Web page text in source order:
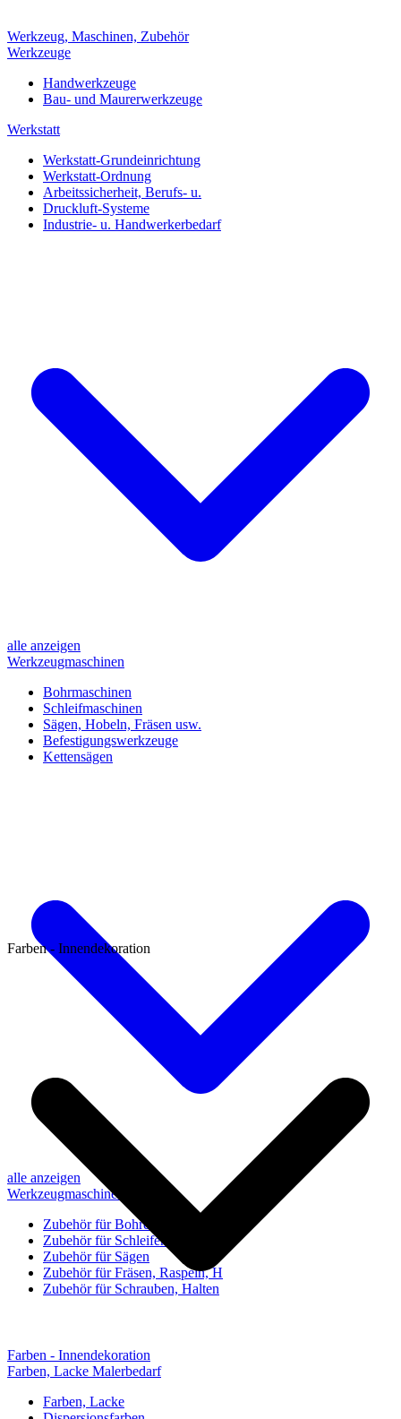
Werkzeug, Maschinen, Zubehör
Werkzeuge
Handwerkzeuge
Bau- und Maurerwerkzeuge
Werkstatt
Werkstatt-Grundeinrichtung
Werkstatt-Ordnung
Arbeitssicherheit, Berufs- u.
Druckluft-Systeme
Industrie- u. Handwerkerbedarf
alle anzeigen
Werkzeugmaschinen
Bohrmaschinen
Schleifmaschinen
Sägen, Hobeln, Fräsen usw.
Befestigungswerkzeuge
Kettensägen
alle anzeigen
Werkzeugmaschinen-Zubehör
Zubehör für Bohren, Bohrhilfen
Zubehör für Schleifen, Poliere
Zubehör für Sägen
Zubehör für Fräsen, Raspeln, H
Zubehör für Schrauben, Halten
Farben - Innendekoration
Farben - Innendekoration
Farben, Lacke Malerbedarf
Farben, Lacke